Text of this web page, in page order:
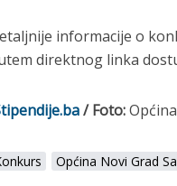
informacije o
direktnog linka
/ Foto:
Općina Novi Grad